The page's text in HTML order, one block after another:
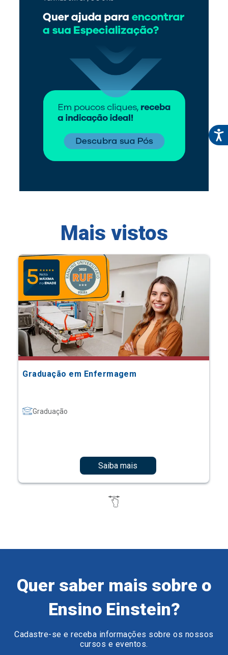
Mais vistos
Graduação em Enfermagem
Graduação
Saiba mais
Quer saber mais sobre o
Ensino Einstein?
Cadastre-se e receba informações sobre os nossos
cursos e eventos.